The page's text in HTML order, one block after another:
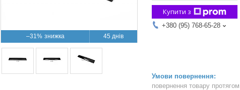
–31% 45 днів
Купити з
+380 (95) 768-65-28
повернення товару